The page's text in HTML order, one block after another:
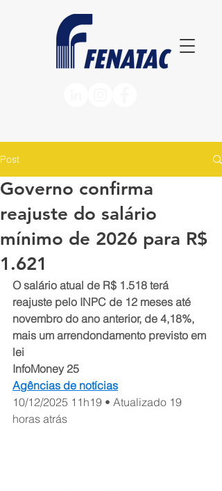
Post
Governo confirma
reajuste do salário
mínimo de 2026 para R$
1.621
O salário atual de R$ 1.518 terá
reajuste pelo INPC de 12 meses até
novembro do ano anterior, de 4,18%,
mais um arrendondamento previsto em
lei
InfoMoney 25
Agências de notícias
10/12/2025 11h19 • Atualizado 19
horas atrás